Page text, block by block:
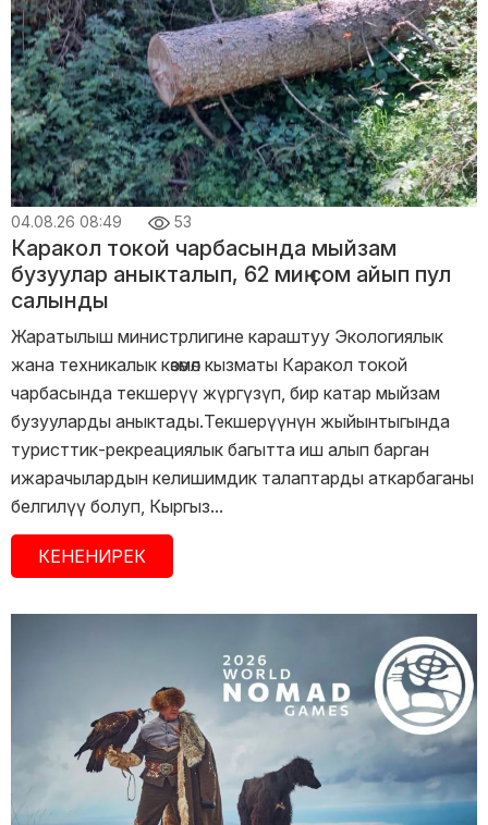
04.08.26 08:49 53
Каракол токой чарбасында мыйзам
бузуулар аныкталып, 62 миң сом айып пул
салынды
Жаратылыш министрлигине караштуу Экологиялык
жана техникалык көзөмөл кызматы Каракол токой
чарбасында текшерүү жүргүзүп, бир катар мыйзам
бузууларды аныктады.Текшерүүнүн жыйынтыгында
туристтик-рекреациялык багытта иш алып барган
ижарачылардын келишимдик талаптарды аткарбаганы
белгилүү болуп, Кыргыз...
КЕНЕНИРЕК